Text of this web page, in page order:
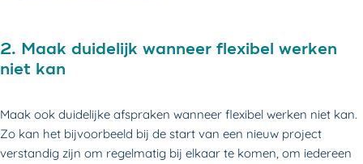
2. Maak duidelijk wanneer flexibel werken
niet kan
Maak ook duidelijke afspraken wanneer flexibel werken niet kan.
Zo kan het bijvoorbeeld bij de start van een nieuw project
verstandig zijn om regelmatig bij elkaar te komen, om iedereen